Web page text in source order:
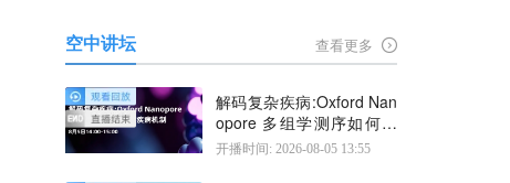
空中讲坛 查看更多
解码复杂疾病:Oxford Nan
opore 多组学测序如何揭
示疾病机制
开播时间: 2026-08-05 13:55